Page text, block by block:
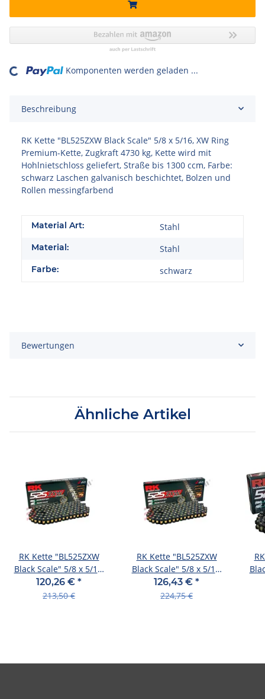
Komponenten werden geladen ...
Beschreibung
RK Kette "BL525ZXW Black Scale" 5/8 x 5/16, XW Ring
Premium-Kette, Zugkraft 4730 kg, Kette wird mit
Hohlnietschloss geliefert, Straße bis 1300 ccm, Farbe:
schwarz Laschen galvanisch beschichtet, Bolzen und
Rollen messingfarbend
Material Art: Stahl
Material: Stahl
Farbe: schwarz
Bewertungen
Ähnliche Artikel
RK Kette "BL525ZXW
Black Scale" 5/8 x 5/16,
XW Rin 114 Glieder, H
120,26 € *
213,50 €
RK Kette "BL525ZXW
Black Scale" 5/8 x 5/16,
XW Rin 120 Glieder, H
126,43 € *
224,75 €